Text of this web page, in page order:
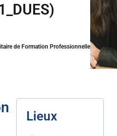
de Formation Professionnelle
Lieux